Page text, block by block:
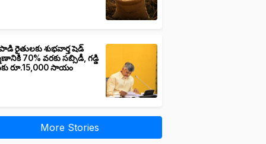
రైతులకు శుభవార్త షెడ్
70% వరకు సబ్సిడీ, గడ్డి
రూ.15,000 సాయం
More Stories